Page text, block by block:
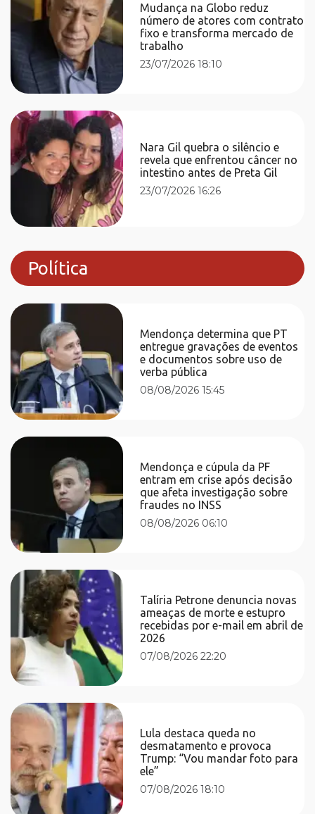
Mudança na Globo reduz
número de atores com contrato
fixo e transforma mercado de
trabalho
23/07/2026 18:10
Nara Gil quebra o silêncio e
revela que enfrentou câncer no
intestino antes de Preta Gil
23/07/2026 16:26
Política
Mendonça determina que PT
entregue gravações de eventos
e documentos sobre uso de
verba pública
08/08/2026 15:45
Mendonça e cúpula da PF
entram em crise após decisão
que afeta investigação sobre
fraudes no INSS
08/08/2026 06:10
Talíria Petrone denuncia novas
ameaças de morte e estupro
recebidas por e-mail em abril de
2026
07/08/2026 22:20
Lula destaca queda no
desmatamento e provoca
Trump: “Vou mandar foto para
ele”
07/08/2026 18:10